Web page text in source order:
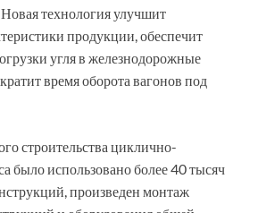
Новая технология улучшит
продукции, обеспечит
угля в железнодорожные
время оборота вагонов под
строительства циклично-
было использовано более 40 тысяч
произведен монтаж